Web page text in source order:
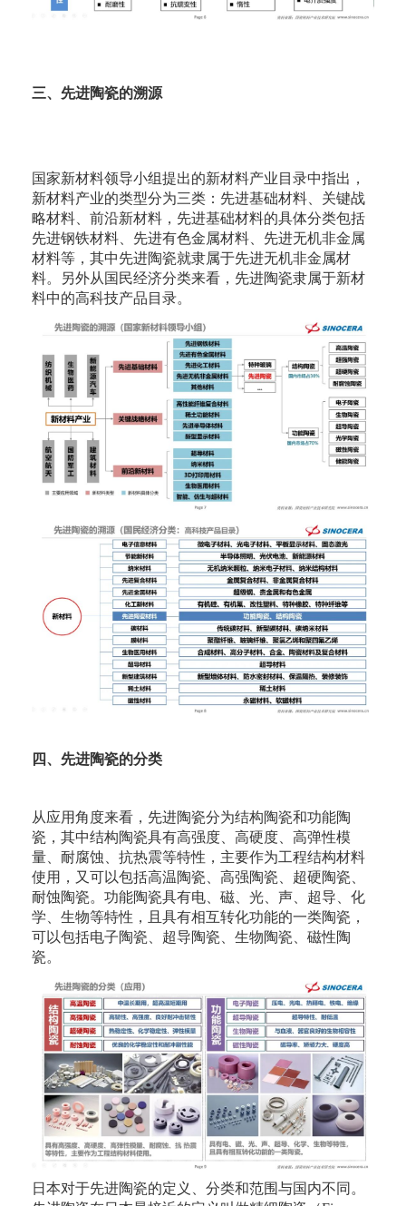
三、先进陶瓷的溯源
国家新材料领导小组提出的新材料产业目录中指出，
新材料产业的类型分为三类：先进基础材料、关键战
略材料、前沿新材料，先进基础材料的具体分类包括
先进钢铁材料、先进有色金属材料、先进无机非金属
材料等，其中先进陶瓷就隶属于先进无机非金属材
料。另外从国民经济分类来看，先进陶瓷隶属于新材
料中的高科技产品目录。
四、先进陶瓷的分类
从应用角度来看，先进陶瓷分为结构陶瓷和功能陶
瓷，其中结构陶瓷具有高强度、高硬度、高弹性模
量、耐腐蚀、抗热震等特性，主要作为工程结构材料
使用，又可以包括高温陶瓷、高强陶瓷、超硬陶瓷、
耐蚀陶瓷。功能陶瓷具有电、磁、光、声、超导、化
学、生物等特性，且具有相互转化功能的一类陶瓷，
可以包括电子陶瓷、超导陶瓷、生物陶瓷、磁性陶
瓷。
日本对于先进陶瓷的定义、分类和范围与国内不同。